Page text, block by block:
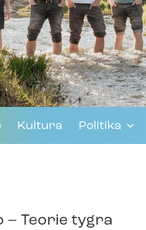
Kultura Politika
– Teorie tygra